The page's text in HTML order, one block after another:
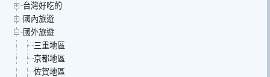
台灣好吃的
國內旅遊
國外旅遊
三重地區
京都地區
佐賀地區